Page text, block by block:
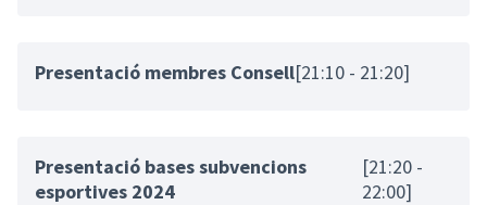
Presentació membres Consell[21:10 - 21:20]
Presentació bases subvencions
esportives 2024
[21:20 -
22:00]